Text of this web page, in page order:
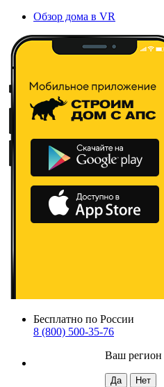
Обзор дома в VR
Бесплатно по России
8 (800) 500-35-76
Ваш регион